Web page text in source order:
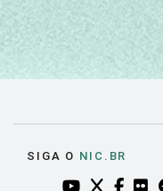
SIGA O NIC.BR
YOUTUBE DO
TWITTER